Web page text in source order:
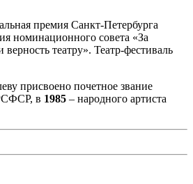
премия Санкт-Петербурга
номинационного совета «За
верность театру». Театр-фестиваль
присвоено почетное звание
в 1985 – народного артиста